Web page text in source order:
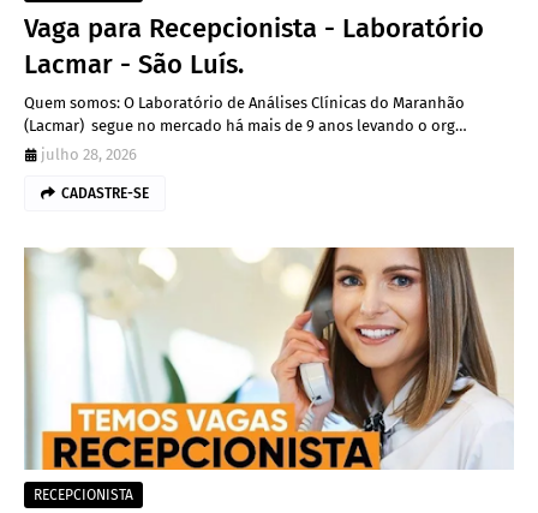
Vaga para Recepcionista - Laboratório
Lacmar - São Luís.
Quem somos: O Laboratório de Análises Clínicas do Maranhão
(Lacmar) segue no mercado há mais de 9 anos levando o org…
julho 28, 2026
CADASTRE-SE
RECEPCIONISTA